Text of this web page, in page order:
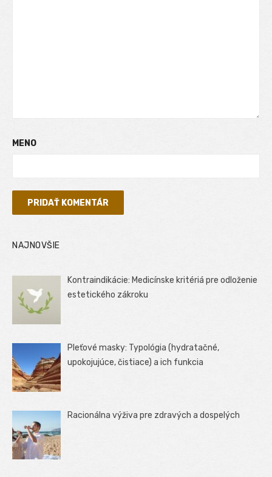
MENO
NAJNOVŠIE
Kontraindikácie: Medicínske kritériá pre odloženie
estetického zákroku
Pleťové masky: Typológia (hydratačné,
upokojujúce, čistiace) a ich funkcia
Racionálna výživa pre zdravých a dospelých